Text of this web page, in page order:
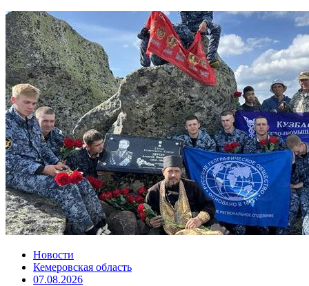
Новости
Кемеровская область
07.08.2026